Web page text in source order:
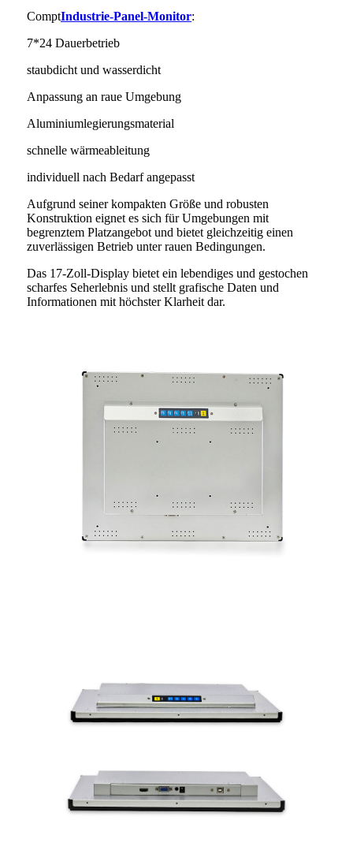
ComptIndustrie-Panel-Monitor:
7*24 Dauerbetrieb
staubdicht und wasserdicht
Anpassung an raue Umgebung
Aluminiumlegierungsmaterial
schnelle wärmeableitung
individuell nach Bedarf angepasst
Aufgrund seiner kompakten Größe und robusten
Konstruktion eignet es sich für Umgebungen mit
begrenztem Platzangebot und bietet gleichzeitig einen
zuverlässigen Betrieb unter rauen Bedingungen.
Das 17-Zoll-Display bietet ein lebendiges und gestochen
scharfes Seherlebnis und stellt grafische Daten und
Informationen mit höchster Klarheit dar.